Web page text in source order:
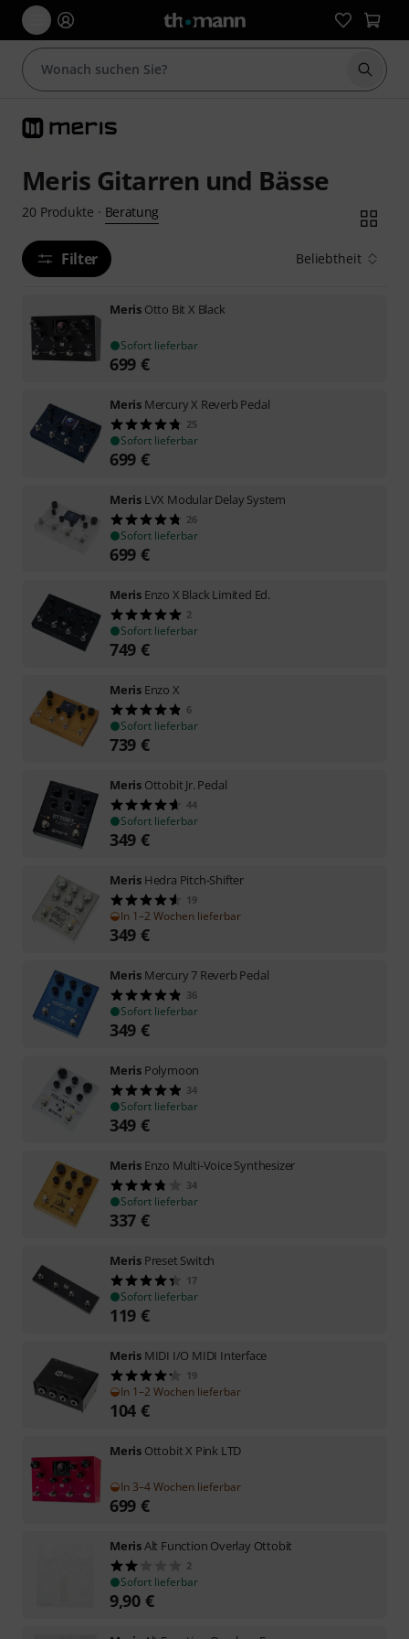
Suche
Meris Gitarren und Bässe
20 Produkte · Beratung
Filter Beliebtheit
Meris Otto Bit X Black
Sofort lieferbar
699 €
Meris Mercury X Reverb Pedal
25
Sofort lieferbar
699 €
Meris LVX Modular Delay System
26
Sofort lieferbar
699 €
Meris Enzo X Black Limited Ed.
2
Sofort lieferbar
749 €
Meris Enzo X
6
Sofort lieferbar
739 €
Meris Ottobit Jr. Pedal
44
Sofort lieferbar
349 €
Meris Hedra Pitch-Shifter
19
In 1–2 Wochen lieferbar
349 €
Meris Mercury 7 Reverb Pedal
36
Sofort lieferbar
349 €
Meris Polymoon
34
Sofort lieferbar
349 €
Meris Enzo Multi-Voice Synthesizer
34
Sofort lieferbar
337 €
Meris Preset Switch
17
Sofort lieferbar
119 €
Meris MIDI I/O MIDI Interface
19
In 1–2 Wochen lieferbar
104 €
Meris Ottobit X Pink LTD
In 3–4 Wochen lieferbar
699 €
MerisAlt Function Overlay Ottobit
2
Sofort lieferbar
9,90 €